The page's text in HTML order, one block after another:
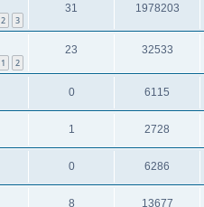
2 3
31 1978203
1 2
23 32533
0 6115
1 2728
0 6286
8 13677